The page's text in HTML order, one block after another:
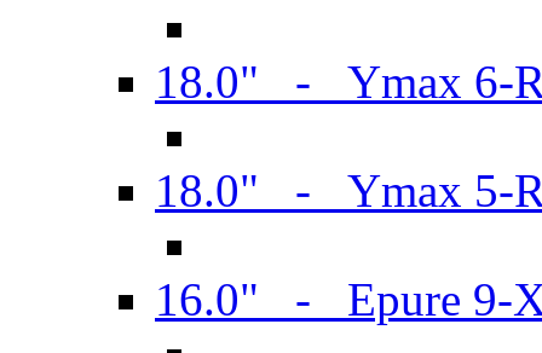
18.0" - Ymax 6-
18.0" - Ymax 5-
16.0" - Epure 9-